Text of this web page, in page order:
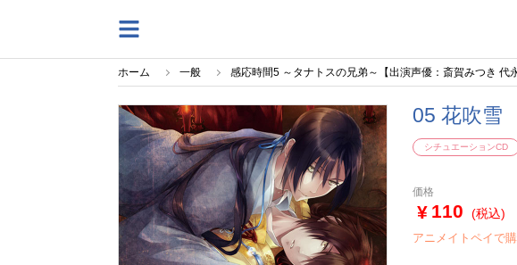
ホーム 一般 感応時間5 ～タナトスの兄弟～【出演声優：斎賀みつき 代永
05 花吹雪
シチュエーションCD
価格
110 (税込)
アニメイトペイで